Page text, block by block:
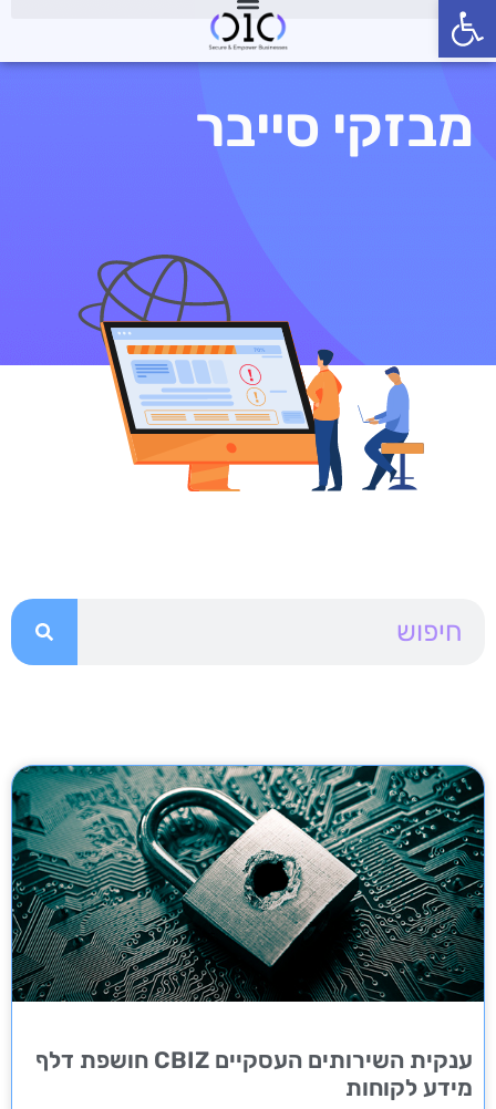
פתח סרגל נגישות
מבזקי סייבר
מבזקי סייבר
ענקית השירותים העסקיים CBIZ חושפת דלף
מידע לקוחות